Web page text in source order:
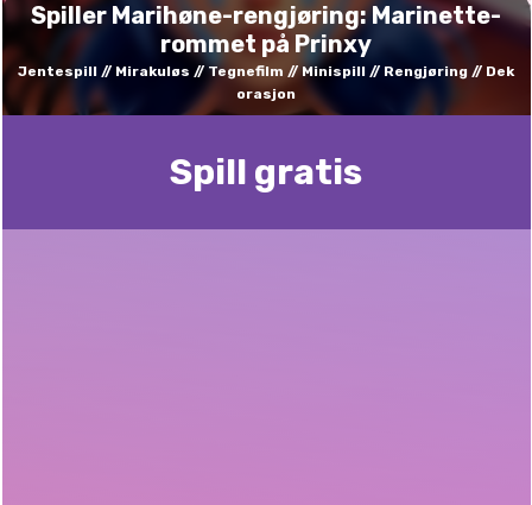
Spiller Marihøne-rengjøring: Marinette-
rommet på Prinxy
Jentespill Mirakuløs Tegnefilm Minispill Rengjøring
Dek
orasjon
Spill gratis